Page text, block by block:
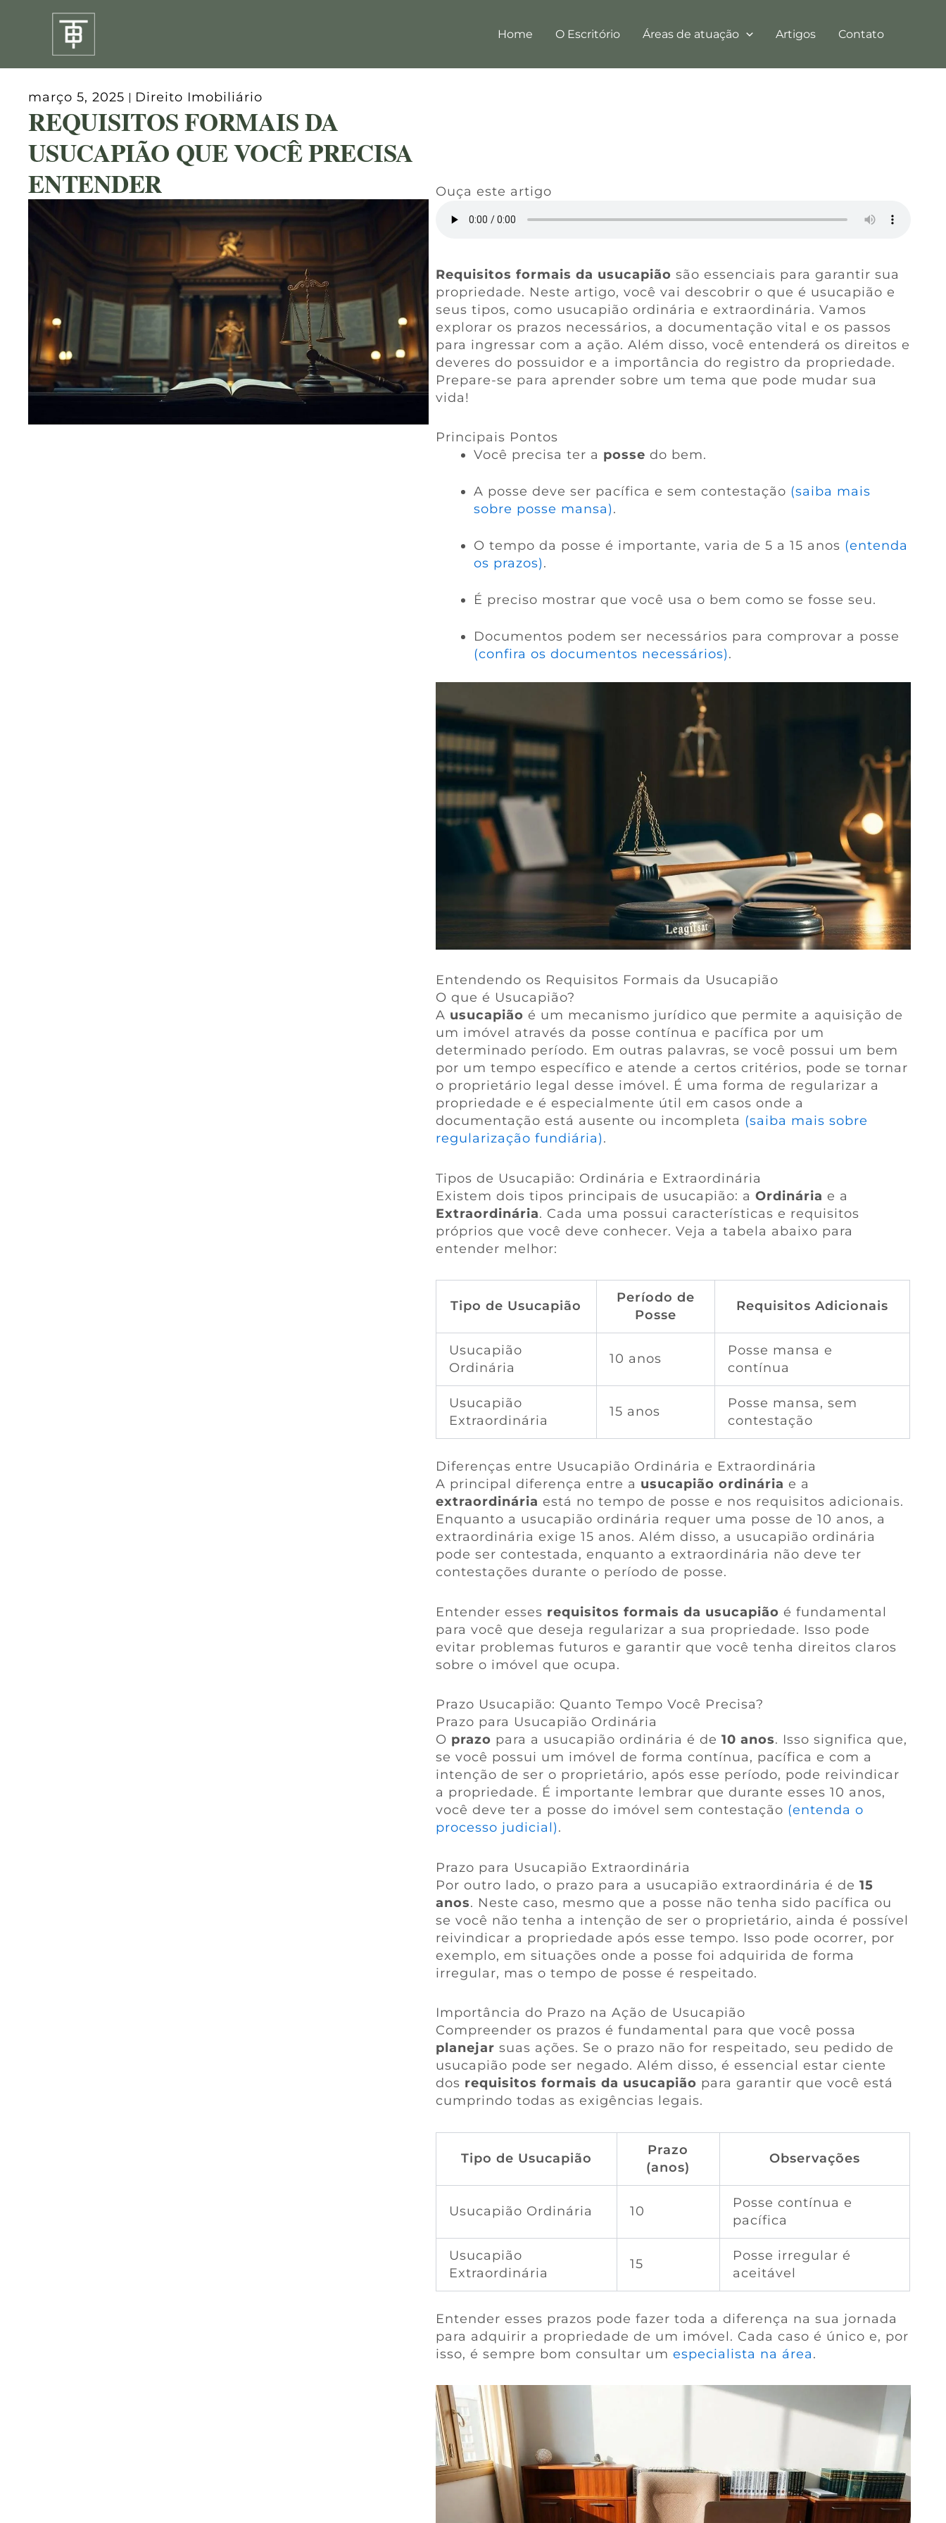
Home O Escritório Áreas de atuação Artigos Contato
março 5, 2025 Direito Imobiliário
REQUISITOS FORMAIS DA
USUCAPIÃO QUE VOCÊ PRECISA
ENTENDER
Ouça este artigo
Requisitos formais da usucapião são essenciais para garantir sua
propriedade. Neste artigo, você vai descobrir o que é usucapião e
seus tipos, como usucapião ordinária e extraordinária. Vamos
explorar os prazos necessários, a documentação vital e os passos
para ingressar com a ação. Além disso, você entenderá os direitos e
deveres do possuidor e a importância do registro da propriedade.
Prepare-se para aprender sobre um tema que pode mudar sua
vida!
Principais Pontos
Você precisa ter a posse do bem.
A posse deve ser pacífica e sem contestação (saiba mais
sobre posse mansa).
O tempo da posse é importante, varia de 5 a 15 anos (entenda
os prazos).
É preciso mostrar que você usa o bem como se fosse seu.
Documentos podem ser necessários para comprovar a posse
(confira os documentos necessários).
Entendendo os Requisitos Formais da Usucapião
O que é Usucapião?
A usucapião é um mecanismo jurídico que permite a aquisição de
um imóvel através da posse contínua e pacífica por um
determinado período. Em outras palavras, se você possui um bem
por um tempo específico e atende a certos critérios, pode se tornar
o proprietário legal desse imóvel. É uma forma de regularizar a
propriedade e é especialmente útil em casos onde a
documentação está ausente ou incompleta (saiba mais sobre
regularização fundiária).
Tipos de Usucapião: Ordinária e Extraordinária
Existem dois tipos principais de usucapião: a Ordinária e a
Extraordinária. Cada uma possui características e requisitos
próprios que você deve conhecer. Veja a tabela abaixo para
entender melhor:
Tipo de Usucapião
Período de
Posse
Requisitos Adicionais
Usucapião
Ordinária
10 anos
Posse mansa e
contínua
Usucapião
Extraordinária
15 anos
Posse mansa, sem
contestação
Diferenças entre Usucapião Ordinária e Extraordinária
A principal diferença entre a usucapião ordinária e a
extraordinária está no tempo de posse e nos requisitos adicionais.
Enquanto a usucapião ordinária requer uma posse de 10 anos, a
extraordinária exige 15 anos. Além disso, a usucapião ordinária
pode ser contestada, enquanto a extraordinária não deve ter
contestações durante o período de posse.
Entender esses requisitos formais da usucapião é fundamental
para você que deseja regularizar a sua propriedade. Isso pode
evitar problemas futuros e garantir que você tenha direitos claros
sobre o imóvel que ocupa.
Prazo Usucapião: Quanto Tempo Você Precisa?
Prazo para Usucapião Ordinária
O prazo para a usucapião ordinária é de 10 anos. Isso significa que,
se você possui um imóvel de forma contínua, pacífica e com a
intenção de ser o proprietário, após esse período, pode reivindicar
a propriedade. É importante lembrar que durante esses 10 anos,
você deve ter a posse do imóvel sem contestação (entenda o
processo judicial).
Prazo para Usucapião Extraordinária
Por outro lado, o prazo para a usucapião extraordinária é de 15
anos. Neste caso, mesmo que a posse não tenha sido pacífica ou
se você não tenha a intenção de ser o proprietário, ainda é possível
reivindicar a propriedade após esse tempo. Isso pode ocorrer, por
exemplo, em situações onde a posse foi adquirida de forma
irregular, mas o tempo de posse é respeitado.
Importância do Prazo na Ação de Usucapião
Compreender os prazos é fundamental para que você possa
planejar suas ações. Se o prazo não for respeitado, seu pedido de
usucapião pode ser negado. Além disso, é essencial estar ciente
dos requisitos formais da usucapião para garantir que você está
cumprindo todas as exigências legais.
Tipo de Usucapião
Prazo
(anos)
Observações
Usucapião Ordinária 10
Posse contínua e
pacífica
Usucapião
Extraordinária
15
Posse irregular é
aceitável
Entender esses prazos pode fazer toda a diferença na sua jornada
para adquirir a propriedade de um imóvel. Cada caso é único e, por
isso, é sempre bom consultar um especialista na área.